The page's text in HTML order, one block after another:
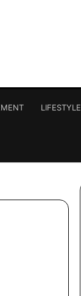
LIFESTYLE